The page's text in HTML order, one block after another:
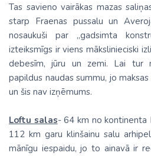
Tas savieno vairākas mazas
starp Fraenas pussalu un
nosaukuši par „gadsimta
izteiksmīgs ir viens mākslinieciski
debesīm, jūru un zemi. Lai tur
papildus naudas summu, jo
un šis nav izņēmums.
Loftu salas- 64 km no kontinenta
112 km garu klinšainu salu
mānīgu iespaidu, jo to ainavā ir